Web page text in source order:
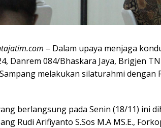
– Dalam upaya menjaga
Danrem 084/Bhaskara Jaya, Brigjen
melakukan silaturahmi dengan
berlangsung pada Senin (18/11) ini
Rudi Arifiyanto S.Sos M.A MS.E.,